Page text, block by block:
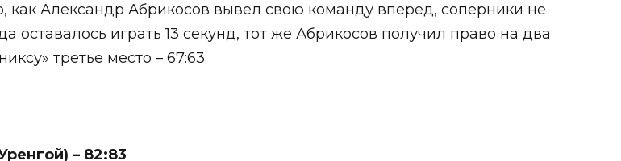
как Александр Абрикосов вывел свою команду вперед, соперники не
оставалось играть 13 секунд, тот же Абрикосов получил право на два
третье место – 67:63.
– 82:83